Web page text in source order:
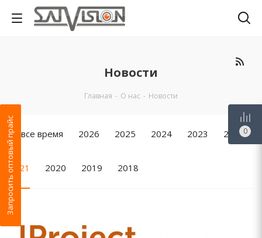
Новости
Главная - О нас - Новости
За все время 2026 2025 2024 2023 2022
2021 2020 2019 2018
Запросить оптовый прайс 0